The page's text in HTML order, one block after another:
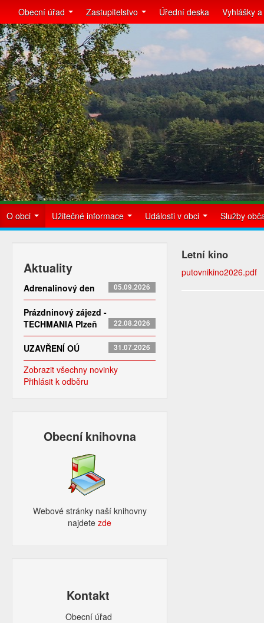
Obecní úřad Zastupitelstvo Úřední deska Vyhlášky
O obci Užitečné informace Události v obci Služby
Aktuality
Adrenalinový den 05.09.2026
Prázdninový zájezd -
TECHMANIA Plzeň
22.08.2026
UZAVŘENÍ OÚ 31.07.2026
Zobrazit všechny novinky
Přihlásit k odběru
Obecní knihovna
Webové stránky naší knihovny
najdetezde​
Kontakt
Obecní úřad
Letní kino
putovnikino2026.pdf